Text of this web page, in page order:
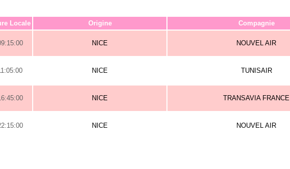
Locale Origine Compagnie
NICE NOUVEL AIR
NICE TUNISAIR
NICE TRANSAVIA FRANCE
NICE NOUVEL AIR